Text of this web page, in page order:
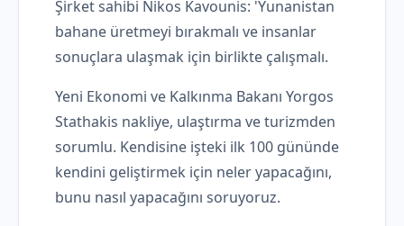
Şirket sahibi Nikos Kavounis: 'Yunanistan
bahane üretmeyi bırakmalı ve insanlar
sonuçlara ulaşmak için birlikte çalışmalı.
Yeni Ekonomi ve Kalkınma Bakanı Yorgos
Stathakis nakliye, ulaştırma ve turizmden
sorumlu. Kendisine işteki ilk 100 gününde
kendini geliştirmek için neler yapacağını,
bunu nasıl yapacağını soruyoruz.